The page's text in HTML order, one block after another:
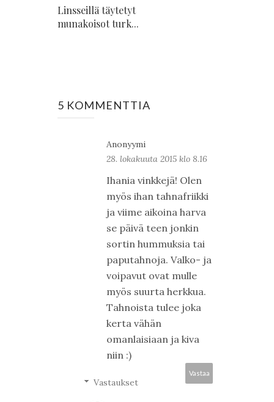
Linsseillä täytetyt
munakoisot turk...
5 KOMMENTTIA
Anonyymi
28. lokakuuta 2015 klo 8.16
Ihania vinkkejä! Olen
myös ihan tahnafriikki
ja viime aikoina harva
se päivä teen jonkin
sortin hummuksia tai
paputahnoja. Valko- ja
voipavut ovat mulle
myös suurta herkkua.
Tahnoista tulee joka
kerta vähän
omanlaisiaan ja kiva
niin :)
Vastaa
Vastaukset